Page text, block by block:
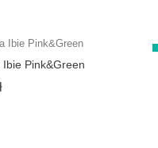
Pink&Green
Cena